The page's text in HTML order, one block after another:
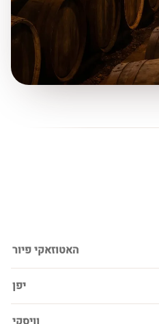
האטוזאקי פיור
יפן